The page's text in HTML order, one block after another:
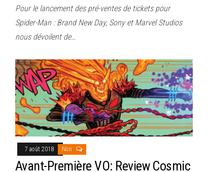
Pour le lancement des pré-ventes de tickets pour
Spider-Man : Brand New Day, Sony et Marvel Studios
nous dévoilent de…
7 août 2018 Non
Avant-Première VO: Review Cosmic